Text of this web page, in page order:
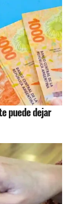
puede dejar